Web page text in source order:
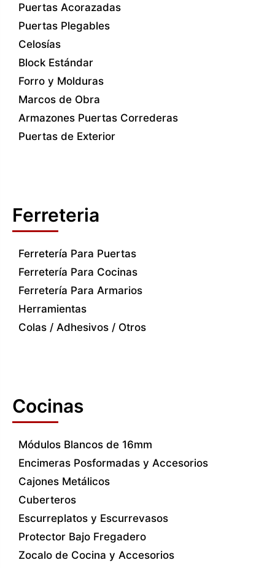
Puertas Acorazadas
Puertas Plegables
Celosías
Block Estándar
Forro y Molduras
Marcos de Obra
Armazones Puertas Correderas
Puertas de Exterior
Ferreteria
Ferretería Para Puertas
Ferretería Para Cocinas
Ferretería Para Armarios
Herramientas
Colas / Adhesivos / Otros
Cocinas
Módulos Blancos de 16mm
Encimeras Posformadas y Accesorios
Cajones Metálicos
Cuberteros
Escurreplatos y Escurrevasos
Protector Bajo Fregadero
Zocalo de Cocina y Accesorios